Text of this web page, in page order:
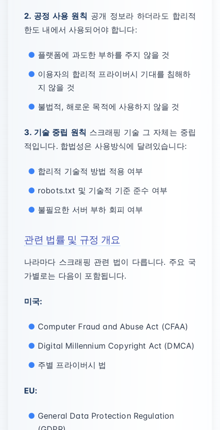
2. 공정 사용 원칙 공개 정보라 하더라도 합리적
한도 내에서 사용되어야 합니다:
플랫폼에 과도한 부하를 주지 않을 것
이용자의 합리적 프라이버시 기대를 침해하
지 않을 것
불법적, 해로운 목적에 사용하지 않을 것
3. 기술 중립 원칙 스크래핑 기술 그 자체는 중립
적입니다. 합법성은 사용방식에 달려있습니다:
합리적 기술적 방법 적용 여부
robots.txt 및 기술적 기준 준수 여부
불필요한 서버 부하 회피 여부
관련 법률 및 규정 개요
나라마다 스크래핑 관련 법이 다릅니다. 주요 국
가별로는 다음이 포함됩니다.
미국:
Computer Fraud and Abuse Act (CFAA)
Digital Millennium Copyright Act (DMCA)
주별 프라이버시 법
EU:
General Data Protection Regulation